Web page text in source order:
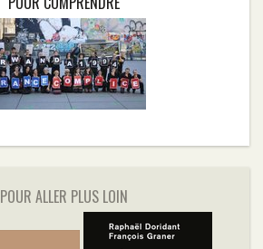
POUR ALLER PLUS LOIN